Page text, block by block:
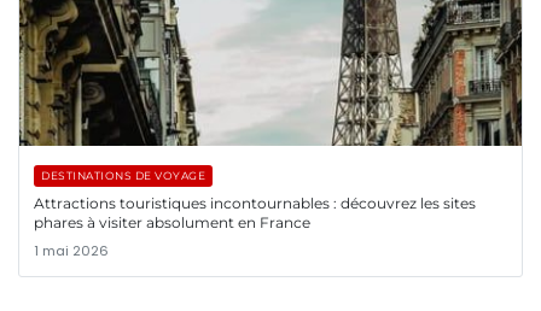
DESTINATIONS DE VOYAGE
Attractions touristiques incontournables : découvrez les sites
phares à visiter absolument en France
1 mai 2026